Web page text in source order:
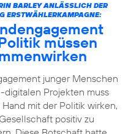
BARLEY ANLÄSSLICH DER
ERSTWÄHLERKAMPAGNE:
müssen
junger Menschen
digitalen Projekten muss
Hand mit der Politik wirken,
positiv zu